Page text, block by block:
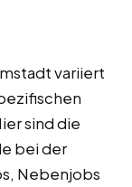
variiert
sind die
bei der
Nebenjobs